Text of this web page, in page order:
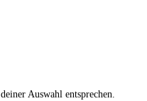
Auswahl entsprechen.